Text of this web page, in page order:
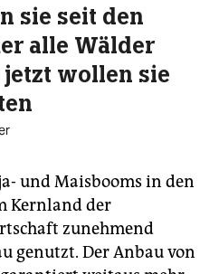
sie seit den
alle Wälder
wollen sie
und Maisbooms in den
Kernland der
zunehmend
genutzt. Der Anbau von